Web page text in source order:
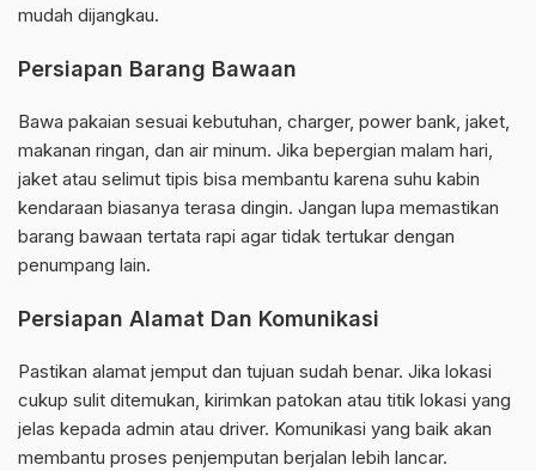
mudah dijangkau.
Persiapan Barang Bawaan
Bawa pakaian sesuai kebutuhan, charger, power bank, jaket,
makanan ringan, dan air minum. Jika bepergian malam hari,
jaket atau selimut tipis bisa membantu karena suhu kabin
kendaraan biasanya terasa dingin. Jangan lupa memastikan
barang bawaan tertata rapi agar tidak tertukar dengan
penumpang lain.
Persiapan Alamat Dan Komunikasi
Pastikan alamat jemput dan tujuan sudah benar. Jika lokasi
cukup sulit ditemukan, kirimkan patokan atau titik lokasi yang
jelas kepada admin atau driver. Komunikasi yang baik akan
membantu proses penjemputan berjalan lebih lancar.